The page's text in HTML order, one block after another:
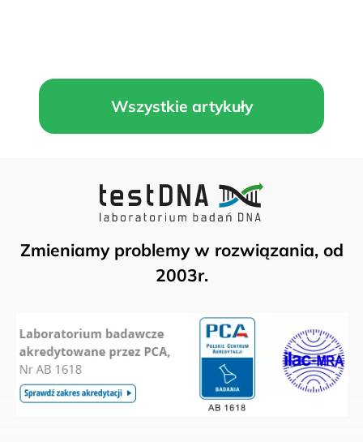
Wszystkie artykuły
Zmieniamy problemy w rozwiązania, od
2003r.